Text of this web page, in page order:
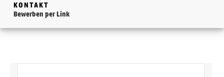
KONTAKT
Bewerben per Link